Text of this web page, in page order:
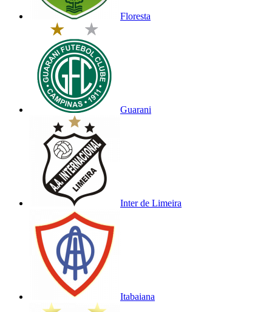
Floresta
Guarani
Inter de Limeira
Itabaiana